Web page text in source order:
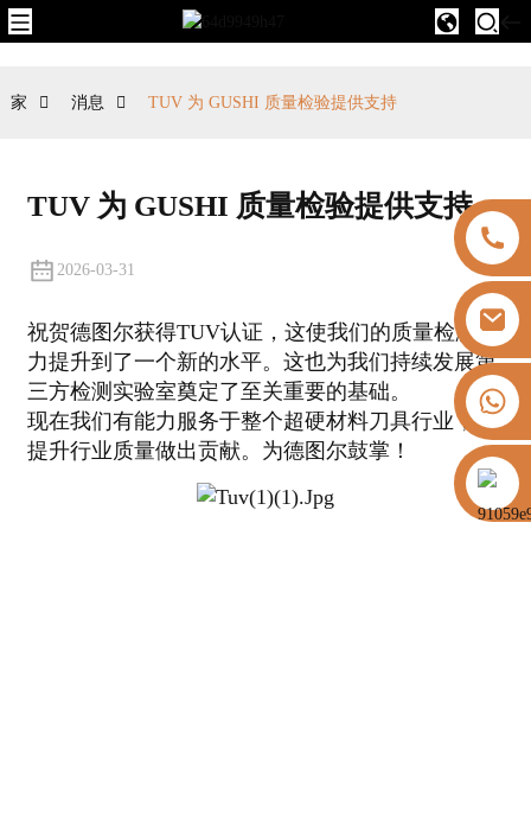
+8613325821813
家 消息 TUV 为 GUSHI 质量检验提供支持
TUV 为 GUSHI 质量检验提供支持
2026-03-31
祝贺德图尔获得TUV认证，这使我们的质量检测能
力提升到了一个新的水平。这也为我们持续发展第
三方检测实验室奠定了至关重要的基础。
现在我们有能力服务于整个超硬材料刀具行业，为
提升行业质量做出贡献。为德图尔鼓掌！